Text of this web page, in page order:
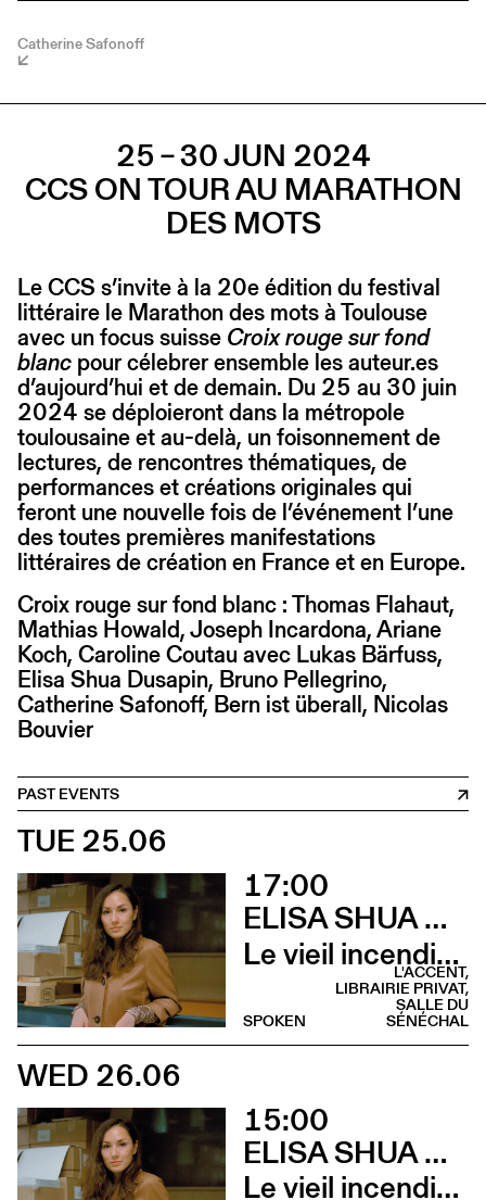
Catherine Safonoff
25 – 30 JUN 2024
CCS ON TOUR AU MARATHON
DES MOTS
Le CCS s’invite à la 20e édition du festival
littéraire le Marathon des mots à Toulouse
avec un focus suisse Croix rouge sur fond
blanc pour célebrer ensemble les auteur.es
d’aujourd’hui et de demain. Du 25 au 30 juin
2024 se déploieront dans la métropole
toulousaine et au-delà, un foisonnement de
lectures, de rencontres thématiques, de
performances et créations originales qui
feront une nouvelle fois de l’événement l’une
des toutes premières manifestations
littéraires de création en France et en Europe.
Croix rouge sur fond blanc : Thomas Flahaut,
Mathias Howald, Joseph Incardona, Ariane
Koch, Caroline Coutau avec Lukas Bärfuss,
Elisa Shua Dusapin, Bruno Pellegrino,
Catherine Safonoff, Bern ist überall, Nicolas
Bouvier
PAST EVENTS
TUE 25.06
17:00
ELISA SHUA DUSAPIN
Le vieil incendie (Rencontre - Librairie Privat)
L'ACCENT,
LIBRAIRIE PRIVAT,
SALLE DU
SÉNÉCHAL
SPOKEN
WED 26.06
15:00
ELISA SHUA DUSAPIN
Le vieil incendie (Lecture musicale - Salle du Sénéchal)